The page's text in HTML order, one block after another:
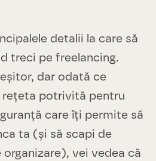
detalii la care să
treci pe freelancing.
dar odată ce
rețeta potrivită pentru
care îți permite să
ta (și să scapi de
vei vedea că